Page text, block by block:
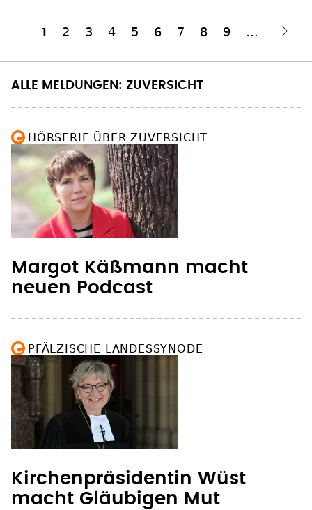
Aktuelle
1 Seite
2 Seite
3 Seite
4 Seite
5 Seite
6 Seite
7 Seite
8 Seite
9 …
Nächste Seite
ALLE MELDUNGEN: ZUVERSICHT
HÖRSERIE ÜBER ZUVERSICHT
Margot Käßmann macht
neuen Podcast
PFÄLZISCHE LANDESSYNODE
Kirchenpräsidentin Wüst
macht Gläubigen Mut